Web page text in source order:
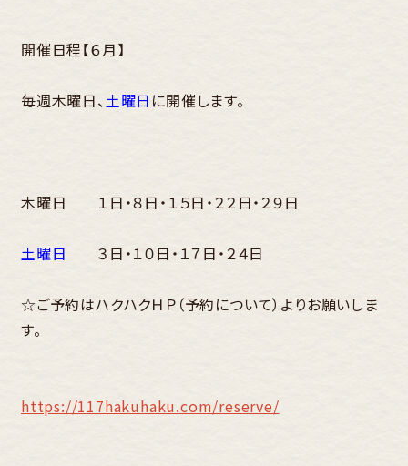
開催日程【６月】
毎週木曜日、土曜日 に開催します。
木曜日 １日・８日・１５日・２２日・２９日
土曜日 ３日・１０日・１７日・２４日
☆ご予約はハクハクＨＰ（予約について）よりお願いしま
す。
https://117hakuhaku.com/reserve/